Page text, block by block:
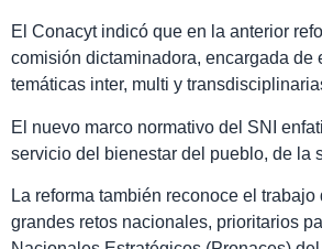
El Conacyt indicó que en la anterior
comisión dictaminadora, encargada
temáticas inter, multi y
El nuevo marco normativo del SNI
servicio del bienestar del pueblo, de la
La reforma también reconoce el
grandes retos nacionales, prioritarios